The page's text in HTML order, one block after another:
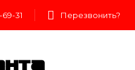
31 Перезвонить?